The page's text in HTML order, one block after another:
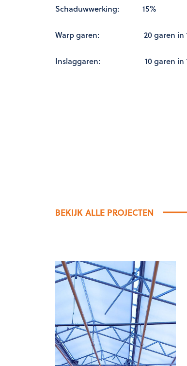
Schaduwwerking: 15%
Warp garen: 20 garen in 1
Inslaggaren: 10 garen in 1
BEKIJK ALLE PROJECTEN